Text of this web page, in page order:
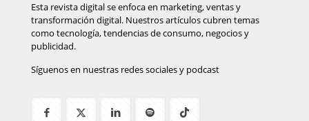
Esta revista digital se enfoca en marketing, ventas y
transformación digital. Nuestros artículos cubren temas
como tecnología, tendencias de consumo, negocios y
publicidad.
Síguenos en nuestras redes sociales y podcast